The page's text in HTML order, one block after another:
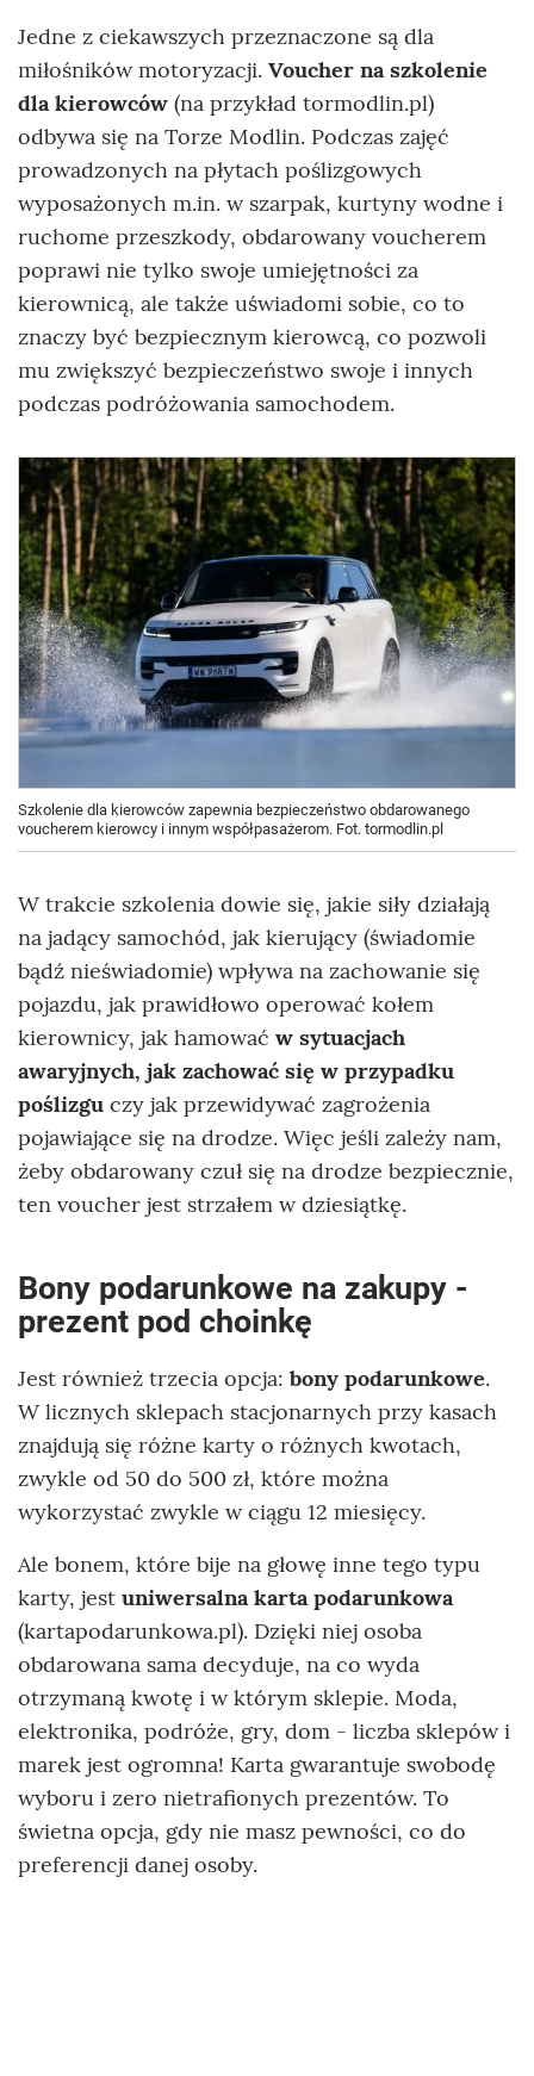
Jedne z ciekawszych przeznaczone są dla
miłośników motoryzacji. Voucher na szkolenie
dla kierowców (na przykład tormodlin.pl)
odbywa się na Torze Modlin. Podczas zajęć
prowadzonych na płytach poślizgowych
wyposażonych m.in. w szarpak, kurtyny wodne i
ruchome przeszkody, obdarowany voucherem
poprawi nie tylko swoje umiejętności za
kierownicą, ale także uświadomi sobie, co to
znaczy być bezpiecznym kierowcą, co pozwoli
mu zwiększyć bezpieczeństwo swoje i innych
podczas podróżowania samochodem.
Szkolenie dla kierowców zapewnia bezpieczeństwo obdarowanego
voucherem kierowcy i innym współpasażerom. Fot. tormodlin.pl
W trakcie szkolenia dowie się, jakie siły działają
na jadący samochód, jak kierujący (świadomie
bądź nieświadomie) wpływa na zachowanie się
pojazdu, jak prawidłowo operować kołem
kierownicy, jak hamować w sytuacjach
awaryjnych, jak zachować się w przypadku
poślizgu czy jak przewidywać zagrożenia
pojawiające się na drodze. Więc jeśli zależy nam,
żeby obdarowany czuł się na drodze bezpiecznie,
ten voucher jest strzałem w dziesiątkę.
Bony podarunkowe na zakupy -
prezent pod choinkę
Jest również trzecia opcja: bony podarunkowe.
W licznych sklepach stacjonarnych przy kasach
znajdują się różne karty o różnych kwotach,
zwykle od 50 do 500 zł, które można
wykorzystać zwykle w ciągu 12 miesięcy.
Ale bonem, które bije na głowę inne tego typu
karty, jest uniwersalna karta podarunkowa
(kartapodarunkowa.pl). Dzięki niej osoba
obdarowana sama decyduje, na co wyda
otrzymaną kwotę i w którym sklepie. Moda,
elektronika, podróże, gry, dom - liczba sklepów i
marek jest ogromna! Karta gwarantuje swobodę
wyboru i zero nietrafionych prezentów. To
świetna opcja, gdy nie masz pewności, co do
preferencji danej osoby.